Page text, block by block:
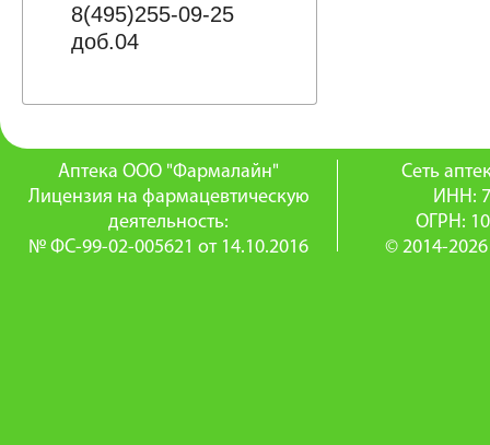
8(495)255-09-25
доб.04
Аптека ООО "Фармалайн"
Лицензия на фармацевтическую
деятельность:
№ ФС-99-02-005621 от 14.10.2016
Сеть
ИНН:
ОГРН:
© 2014-